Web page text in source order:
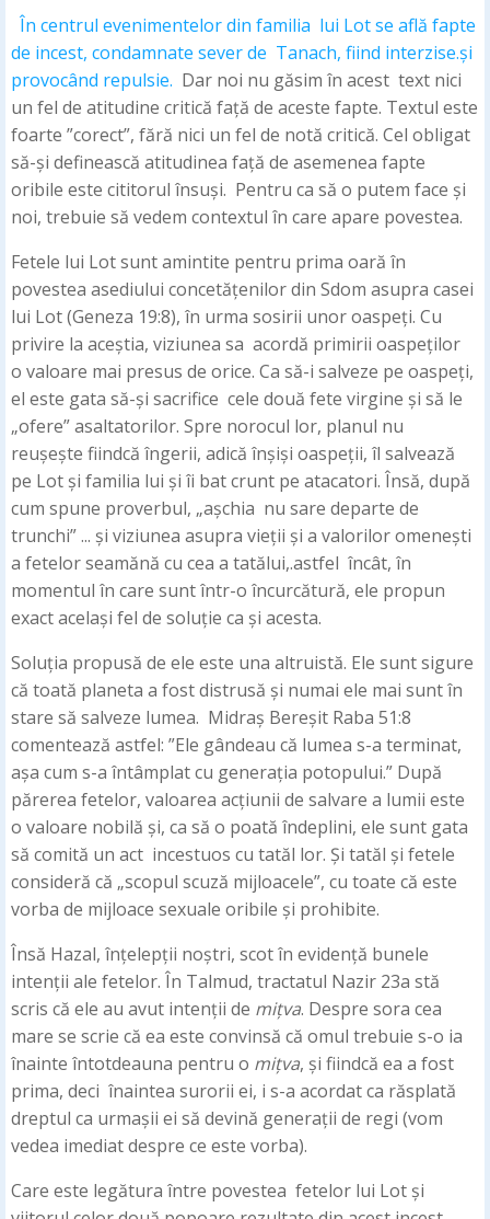
În centrul evenimentelor din familia lui Lot se află fapte
de incest, condamnate sever de Tanach, fiind interzise.și
provocând repulsie. Dar noi nu găsim în acest text nici
un fel de atitudine critică față de aceste fapte. Textul este
foarte ”corect”, fără nici un fel de notă critică. Cel obligat
să-și definească atitudinea față de asemenea fapte
oribile este cititorul însuși. Pentru ca să o putem face și
noi, trebuie să vedem contextul în care apare povestea.
Fetele lui Lot sunt amintite pentru prima oară în
povestea asediului concetățenilor din Sdom asupra casei
lui Lot (Geneza 19:8), în urma sosirii unor oaspeți. Cu
privire la aceștia, viziunea sa acordă primirii oaspeților
o valoare mai presus de orice. Ca să-i salveze pe oaspeți,
el este gata să-și sacrifice cele două fete virgine și să le
„ofere” asaltatorilor. Spre norocul lor, planul nu
reușește fiindcă îngerii, adică înșiși oaspeții, îl salvează
pe Lot și familia lui și îi bat crunt pe atacatori. Însă, după
cum spune proverbul, „așchia nu sare departe de
trunchi” ... și viziunea asupra vieții și a valorilor omenești
a fetelor seamănă cu cea a tatălui,.astfel încât, în
momentul în care sunt într-o încurcătură, ele propun
exact același fel de soluție ca și acesta.
Soluția propusă de ele este una altruistă. Ele sunt sigure
că toată planeta a fost distrusă și numai ele mai sunt în
stare să salveze lumea. Midraș Bereșit Raba 51:8
comentează astfel: ”Ele gândeau că lumea s-a terminat,
așa cum s-a întâmplat cu generația potopului.” După
părerea fetelor, valoarea acțiunii de salvare a lumii este
o valoare nobilă și, ca să o poată îndeplini, ele sunt gata
să comită un act incestuos cu tatăl lor. Și tatăl și fetele
consideră că „scopul scuză mijloacele”, cu toate că este
vorba de mijloace sexuale oribile și prohibite.
Însă Hazal, înțelepții noștri, scot în evidență bunele
intenții ale fetelor. În Talmud, tractatul Nazir 23a stă
scris că ele au avut intenții de mițva. Despre sora cea
mare se scrie că ea este convinsă că omul trebuie s-o ia
înainte întotdeauna pentru o mițva, și fiindcă ea a fost
prima, deci înaintea surorii ei, i s-a acordat ca răsplată
dreptul ca urmașii ei să devină generații de regi (vom
vedea imediat despre ce este vorba).
Care este legătura între povestea fetelor lui Lot și